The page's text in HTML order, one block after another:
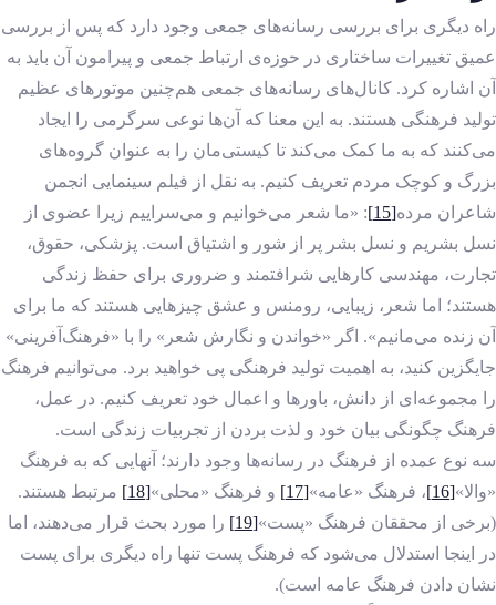
راه دیگری برای بررسی رسانه‌های جمعی وجود دارد که پس از بررسی
عمیق تغییرات ساختاری در حوزه‌ی ارتباط جمعی و پیرامون آن باید به
آن اشاره کرد. کانال‌های رسانه‌های جمعی هم‌چنین موتورهای عظیم
تولید فرهنگی هستند. به این معنا که آن‌ها نوعی سرگرمی‌ را ایجاد
می‌کنند که به ما کمک می‌کند تا کیستی‌مان را به عنوان گروه‌های
بزرگ و کوچک مردم تعریف کنیم. به نقل از فیلم سینمایی انجمن
شاعران مرده[15]
: «ما شعر می‌خوانیم و می‌سراییم زیرا عضوی از
نسل بشریم و نسل بشر پر از شور و اشتیاق است. پزشکی، حقوق،
تجارت، مهندسی کارهایی شرافتمند و ضروری برای حفظ زندگی
هستند؛ اما شعر، زیبایی، رومنس و عشق چیزهایی هستند که ما برای
آن زنده ‌می‌مانیم». اگر «خواندن و نگارش شعر» را با «فرهنگ‌آفرینی»
جایگزین کنید، به اهمیت تولید فرهنگی پی خواهید برد. می‌توانیم فرهنگ
را مجموعه‌ای از دانش، باورها و اعمال خود تعریف کنیم. در عمل،
فرهنگ چگونگی بیان خود و لذت بردن از تجربیات زندگی است.
سه نوع عمده از فرهنگ در رسانه‌ها وجود دارند؛ آنهایی که به فرهنگ
«والا»[16] ، فرهنگ «عامه»[17] و فرهنگ «محلی»[18]
مرتبط هستند.
(برخی از محققان فرهنگ «پست»[19]
را مورد بحث قرار می‌دهند، اما
در اینجا استدلال می‌شود که فرهنگ پست تنها راه دیگری برای پست
نشان دادن فرهنگ عامه است).